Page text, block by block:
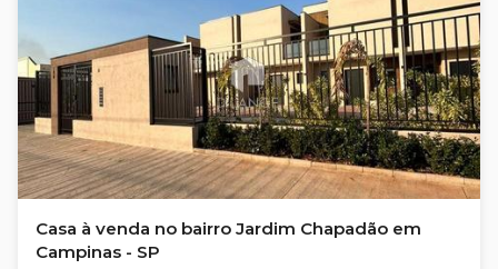
Casa à venda no bairro Jardim Chapadão em
Campinas - SP